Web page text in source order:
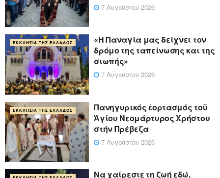
7 Αυγούστου 2026
ΕΚΚΛΗΣΊΑ ΤΗΣ ΕΛΛΆΔΟΣ
«Η Παναγία μας δείχνει τον
δρόμο της ταπείνωσης και της
σιωπής»
7 Αυγούστου 2026
ΕΚΚΛΗΣΊΑ ΤΗΣ ΕΛΛΆΔΟΣ
Πανηγυρικός ἑορτασμός τοῦ
Ἁγίου Νεομάρτυρος Χρήστου
στήν Πρέβεζα
7 Αυγούστου 2026
Να χαίρεστε τη ζωή εδώ,